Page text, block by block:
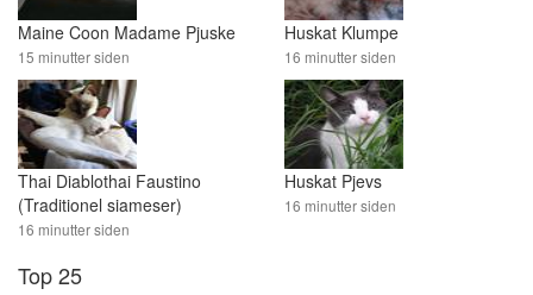
Maine Coon Madame Pjuske
15 minutter siden
Huskat Klumpe
16 minutter siden
Thai Diablothai Faustino
(Traditionel siameser)
16 minutter siden
Huskat Pjevs
16 minutter siden
Top 25